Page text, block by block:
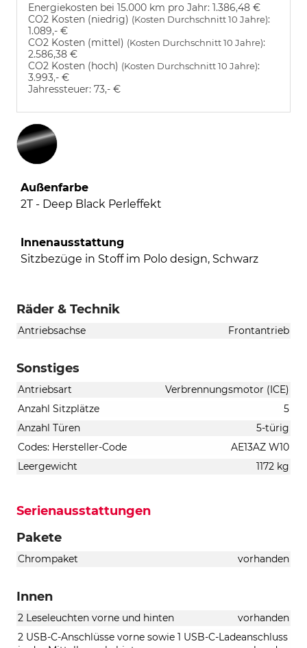
Energiekosten bei 15.000 km pro Jahr: 1.386,48 €
CO2 Kosten (niedrig) (Kosten Durchschnitt 10 Jahre):
1.089,- €
CO2 Kosten (mittel) (Kosten Durchschnitt 10 Jahre):
2.586,38 €
CO2 Kosten (hoch) (Kosten Durchschnitt 10 Jahre):
3.993,- €
Jahressteuer: 73,- €
Außenfarbe
2T - Deep Black Perleffekt
Innenausstattung
Sitzbezüge in Stoff im Polo design, Schwarz
Räder & Technik
Antriebsachse Frontantrieb
Sonstiges
Antriebsart
Verbrennungsmotor (ICE)
Anzahl Sitzplätze
5
Anzahl Türen
5-türig
Codes: Hersteller-Code
AE13AZ W10
Leergewicht
1172 kg
Serienausstattungen
Pakete
Chrompaket vorhanden
Innen
2 Leseleuchten vorne und hinten
vorhanden
2 USB-C-Anschlüsse vorne sowie 1 USB-C-Ladeanschluss